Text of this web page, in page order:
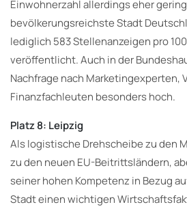
Einwohnerzahl allerdings eher
bevölkerungsreichste Stadt
lediglich 583 Stellenanzeigen pro
veröffentlicht. Auch in der
Nachfrage nach Marketingexperten,
Finanzfachleuten besonders hoch.
Platz 8: Leipzig
Als logistische Drehscheibe zu den
zu den neuen EU-Beitrittsländern,
seiner hohen Kompetenz in Bezug
Stadt einen wichtigen